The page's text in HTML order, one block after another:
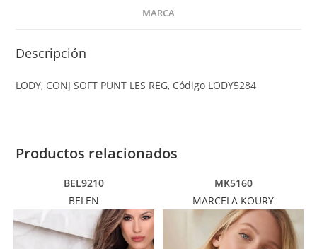
MARCA
Descripción
LODY, CONJ SOFT PUNT LES REG, Código LODY5284
Productos relacionados
BEL9210
BELEN
MK5160
MARCELA KOURY